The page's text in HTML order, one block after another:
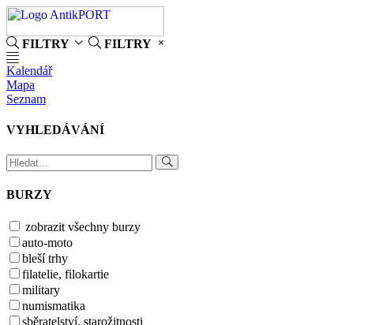
FILTRY
FILTRY
Kalendář
Mapa
Seznam
VYHLEDÁVÁNÍ
BURZY
zobrazit všechny burzy
auto-moto
bleší trhy
filatelie, filokartie
military
numismatika
sběratelství, starožitnosti